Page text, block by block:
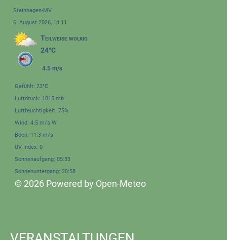
Steinhagen-MV
6. August 2026, 14:11
Teilweise wolkig
24°C
4.5 m/s
Gefühlt: 23°C
Luftdruck: 1015 mb
Luftfeuchtigkeit: 75%
Wind: 4.5 m/s W
Böen: 11.3 m/s
UV-Index: 0
Sonnenaufgang: 05:33
Sonnenuntergang: 20:58
© 2026 Powered by Open-Meteo